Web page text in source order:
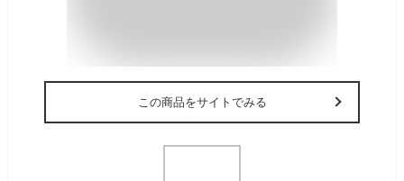
この商品をサイトでみる